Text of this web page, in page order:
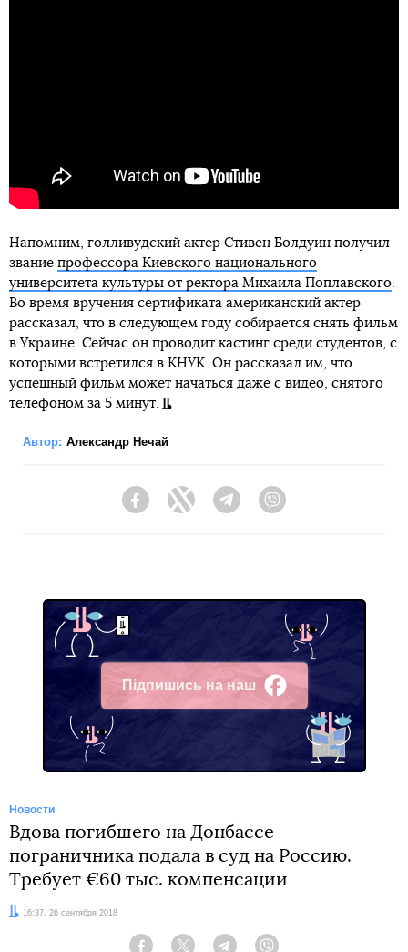
Напомним, голливудский актер Стивен Болдуин получил
звание профессора Киевского национального
университета культуры от ректора Михаила Поплавского.
Во время вручения сертификата американский актер
рассказал, что в следующем году собирается снять фильм
в Украине. Сейчас он проводит кастинг среди студентов, с
которыми встретился в КНУК. Он рассказал им, что
успешный фильм может начаться даже с видео, снятого
телефоном за 5 минут.
Автор: Александр Нечай
FacebookTwitter Telegram
Підпишись на наш
Facebook
Новости
Вдова погибшего на Донбассе
пограничника подала в суд на Россию.
Требует €60 тыс. компенсации
Дата:16:37, 26 сентября 2018